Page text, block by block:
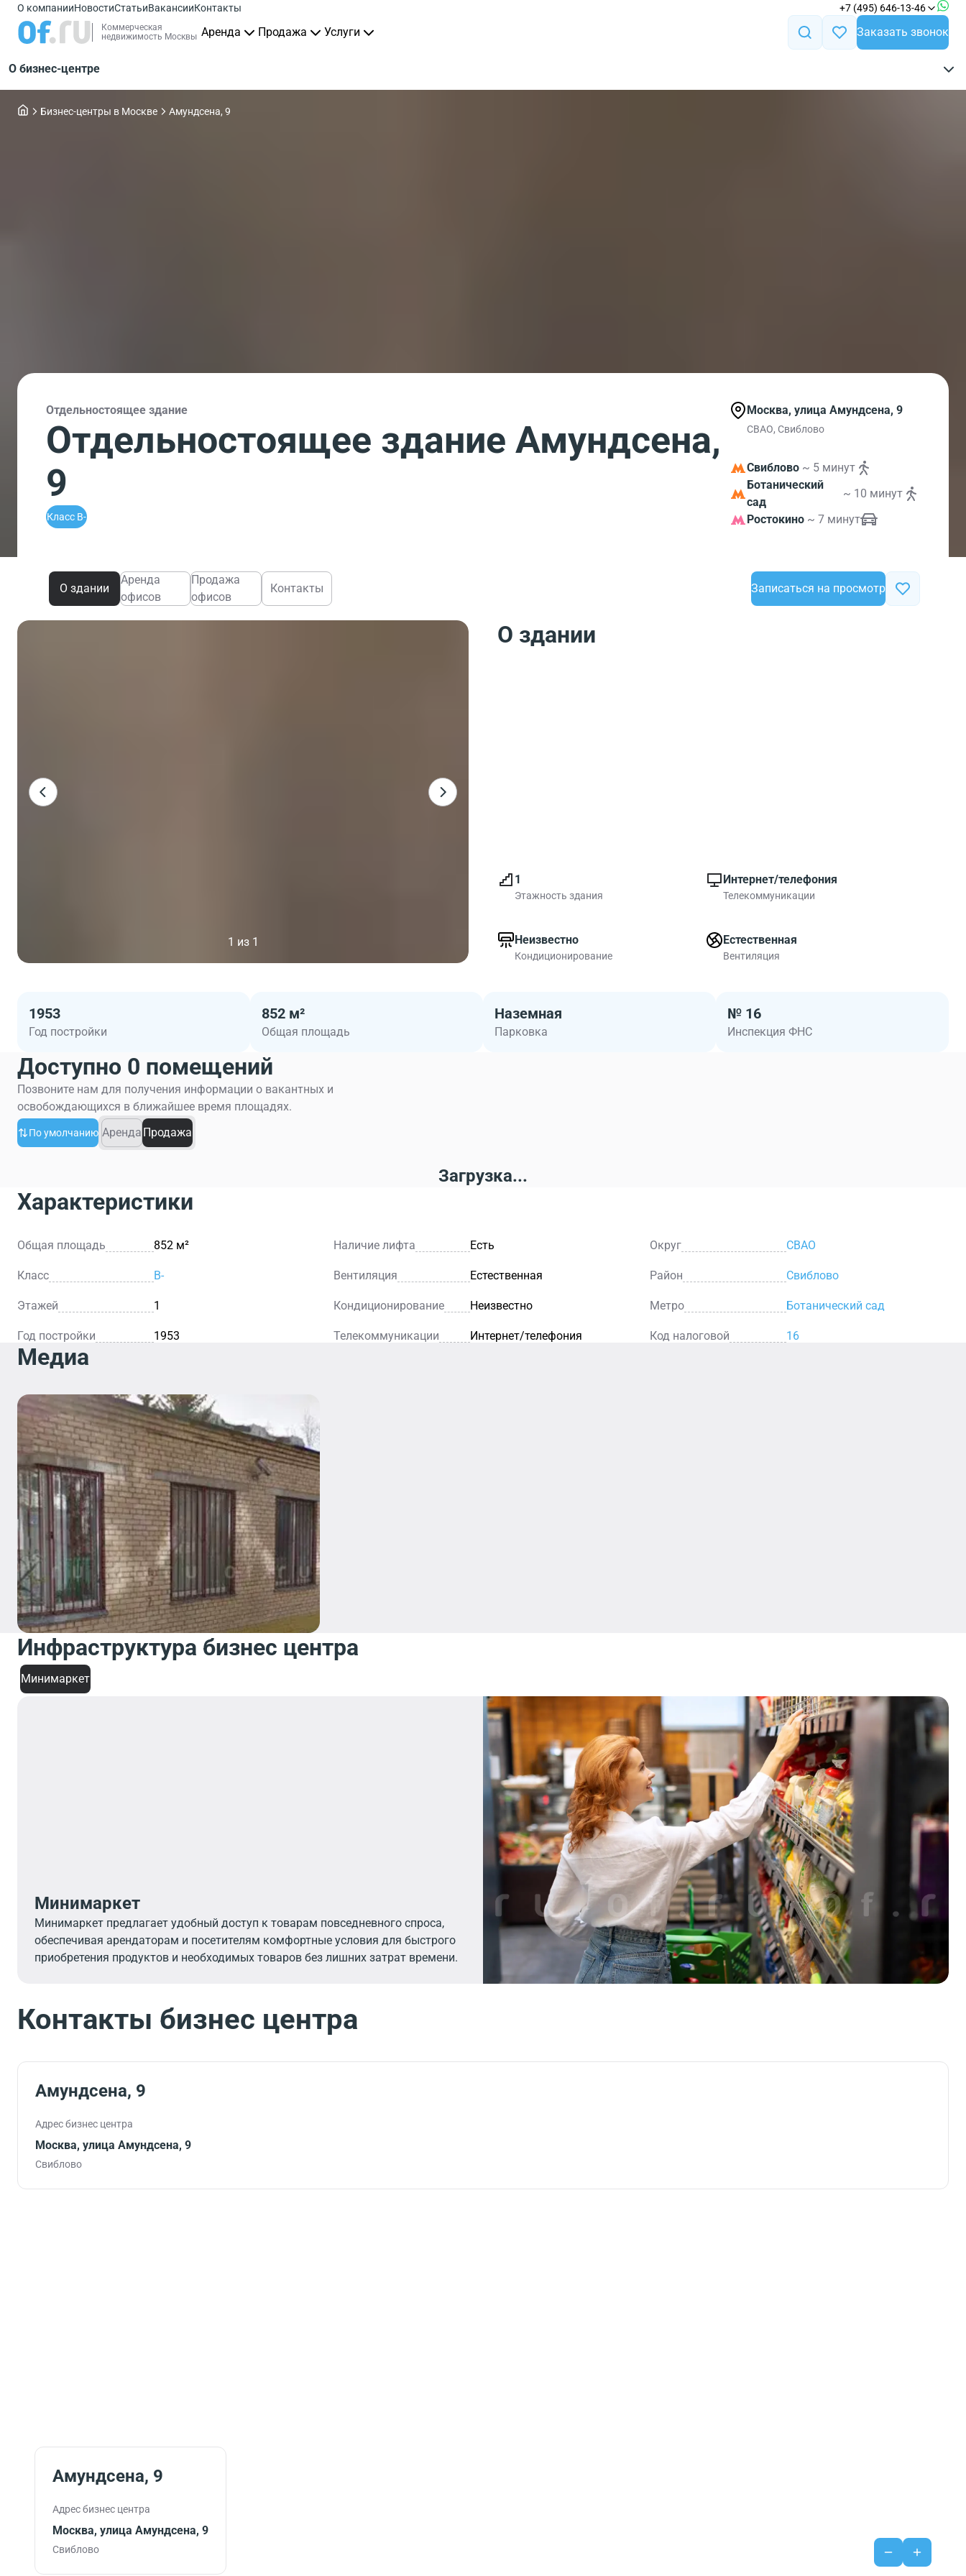
О компанииНовостиСтатьиВакансииКонтакты +7 (495) 646-13-46
Коммерческая
недвижимость Москвы Аренда Продажа Услуги Заказать звонок
О бизнес-центре
Бизнес-центры в Москве Амундсена, 9
Отдельностоящее здание
Отдельностоящее здание Амундсена,
9
Класс B-
Москва, улица Амундсена, 9
СВАО, Свиблово
Свиблово ~ 5 минут
Ботанический
сад
~ 10 минут
Ростокино ~ 7 минут
О здании
Аренда
офисов
Продажа
офисов
Контакты Записаться на просмотр
1 из 1
О здании
1
Этажность здания
Интернет/телефония
Телекоммуникации
Неизвестно
Кондиционирование
Естественная
Вентиляция
1953
Год постройки
852 м²
Общая площадь
Наземная
Парковка
№ 16
Инспекция ФНС
Доступно 0 помещений
Позвоните нам для получения информации о вакантных и
освобождающихся в ближайшее время площадях.
По умолчанию Аренда Продажа
Загрузка...
Характеристики
Общая площадь 852 м² Наличие лифта Есть Округ СВАО
Класс B- Вентиляция Естественная Район Свиблово
Этажей 1 Кондиционирование Неизвестно Метро Ботанический сад
Год постройки 1953 Телекоммуникации Интернет/телефония Код налоговой 16
Медиа
Инфраструктура бизнес центра
Минимаркет
Минимаркет
Минимаркет предлагает удобный доступ к товарам повседневного спроса,
обеспечивая арендаторам и посетителям комфортные условия для быстрого
приобретения продуктов и необходимых товаров без лишних затрат времени.
Контакты бизнес центра
Амундсена, 9
Адрес бизнес центра
Москва, улица Амундсена, 9
Свиблово
Амундсена, 9
Адрес бизнес центра
Москва, улица Амундсена, 9
Свиблово